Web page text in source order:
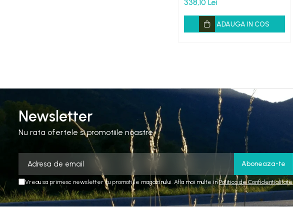
338,10 Lei
ADAUGA IN COS
Newsletter
Nu rata ofertele si promotiile noastre
Vreau sa primesc newsletter cu promotiile magazinului. Afla mai multe inPolitica de Confidentialitate